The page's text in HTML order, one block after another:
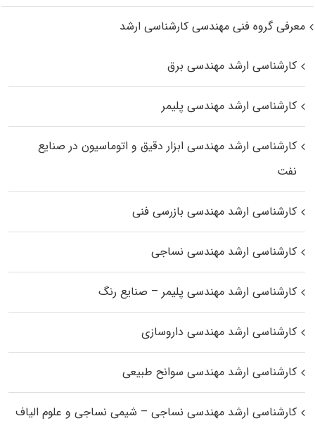
معرفی گروه فنی مهندسی کارشناسی ارشد
کارشناسی ارشد مهندسی برق
کارشناسی ارشد مهندسی پلیمر
کارشناسی ارشد مهندسی ابزار دقیق و اتوماسیون در صنایع
نفت
کارشناسی ارشد مهندسی بازرسی فنی
کارشناسی ارشد مهندسی نساجی
کارشناسی ارشد مهندسی پلیمر – صنایع رنگ
کارشناسی ارشد مهندسی داروسازی
کارشناسی ارشد مهندسی سوانح طبیعی
کارشناسی ارشد مهندسی نساجی – شیمی نساجی و علوم الیاف